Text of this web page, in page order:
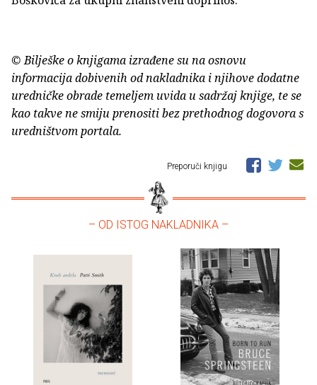
© Bilješke o knjigama izrađene su na osnovu
informacija dobivenih od nakladnika i njihove dodatne
uredničke obrade temeljem uvida u sadržaj knjige, te se
kao takve ne smiju prenositi bez prethodnog dogovora s
uredništvom portala.
Preporuči knjigu
– OD ISTOG NAKLADNIKA –